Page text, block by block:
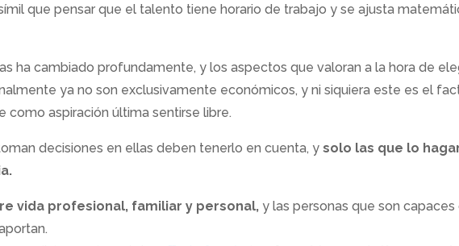
que pensar que el talento tiene horario de trabajo y se ajusta
ha cambiado profundamente, y los aspectos que valoran a la hora de
ya no son exclusivamente económicos, y ni siquiera este es el
como aspiración última sentirse libre.
decisiones en ellas deben tenerlo en cuenta, ysolo las que lo
vida profesional, familiar y personal, y las personas que son